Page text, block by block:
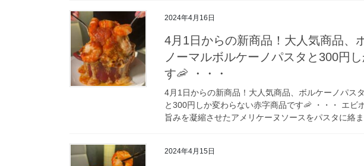
2024年4月16日
4月1日からの新商品！大人気商品、
ノーマルボルケーノパスタと300円
す🦐 ・・・
4月1日からの新商品！大人気商品、ボルケーノパス
と300円しか変わらない赤字商品です🦐 ・・・ エ
旨みを凝縮させたアメリケーヌソースをパスタに絡
2024年4月15日